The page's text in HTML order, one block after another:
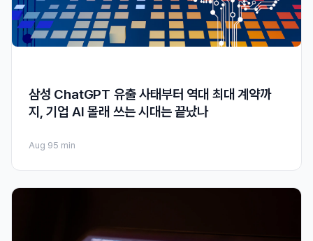
삼성 ChatGPT 유출 사태부터 역대 최대 계약까
지, 기업 AI 몰래 쓰는 시대는 끝났나
Aug 95 min